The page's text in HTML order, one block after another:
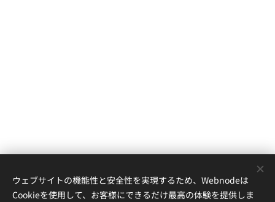
ウェブサイトの機能性と安全性を実現するため、Webnodeは
Cookieを使用して、お客様にできるだけ最高の体験を提供しま